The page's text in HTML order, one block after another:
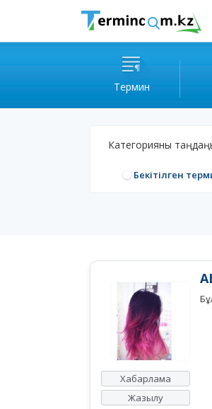
Термин
Категорияны
Бекітілген
Хабарлама
Жазылу